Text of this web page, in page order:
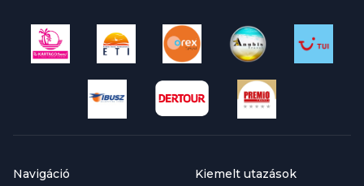
Gyermekkedvezmények: Amennyiben csecsemő
(2 éves korig)
is utazik, az Ő teljes részvételi díja30.500 Ft
, amely tartalmazza a
részvételi díjat, a foglalási díjat, az illetéket, a transzfert, a
bébiágyat lekéréssel. A csecsemő a repülőn külön ülőhely nélkül
utazik. Két felnőttel egy szobában elhelyezett első és második
gyermek részvételi díját az adott szálloda kalkulációja
Navigáció Kiemelt utazások